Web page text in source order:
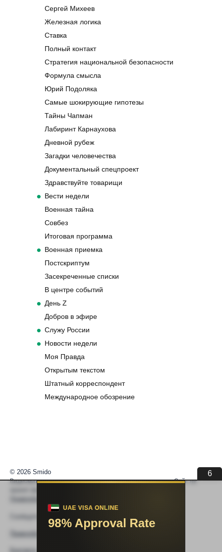
Сергей Михеев
Железная логика
Ставка
Полный контакт
Стратегия национальной безопасности
Формула смысла
Юрий Подоляка
Самые шокирующие гипотезы
Тайны Чапман
Лабиринт Карнаухова
Дневной рубеж
Загадки человечества
Документальный спецпроект
Здравствуйте товарищи
Вести недели
Военная тайна
Совбез
Итоговая программа
Военная приемка
Постскриптум
Засекреченные списки
В центре событий
День Z
Добров в эфире
Служу России
Новости недели
Моя Правда
Открытым текстом
Штатный корреспондент
Международное обозрение
5
© 2026 Smido
Видеоматериалы встраиваются из открытых источников. Сайт не
Видео не работает